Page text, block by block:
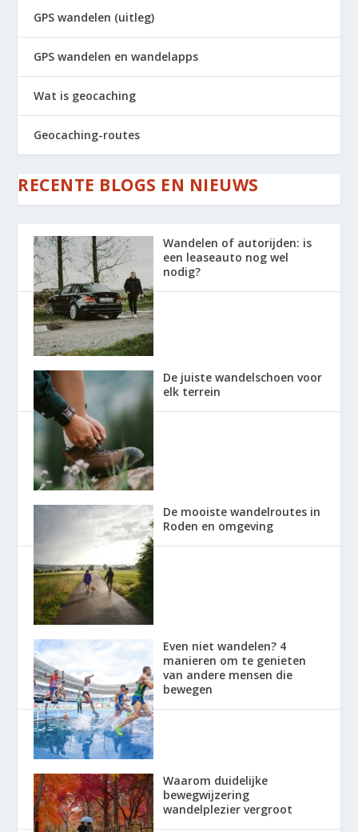
GPS wandelen (uitleg)
GPS wandelen en wandelapps
Wat is geocaching
Geocaching-routes
RECENTE BLOGS EN NIEUWS
Wandelen of autorijden: is
een leaseauto nog wel
nodig?
De juiste wandelschoen voor
elk terrein
De mooiste wandelroutes in
Roden en omgeving
Even niet wandelen? 4
manieren om te genieten
van andere mensen die
bewegen
Waarom duidelijke
bewegwijzering
wandelplezier vergroot